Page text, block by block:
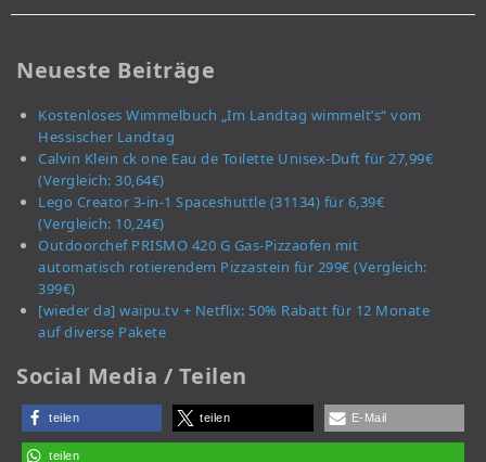
Neueste Beiträge
Kostenloses Wimmelbuch „Im Landtag wimmelt’s“ vom
Hessischer Landtag
Calvin Klein ck one Eau de Toilette Unisex-Duft für 27,99€
(Vergleich: 30,64€)
Lego Creator 3-in-1 Spaceshuttle (31134) für 6,39€
(Vergleich: 10,24€)
Outdoorchef PRISMO 420 G Gas-Pizzaofen mit
automatisch rotierendem Pizzastein für 299€ (Vergleich:
399€)
[wieder da] waipu.tv + Netflix: 50% Rabatt für 12 Monate
auf diverse Pakete
Social Media / Teilen
teilen teilen E-Mail
teilen